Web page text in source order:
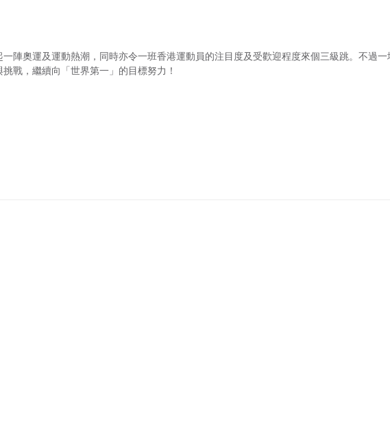
陣奧運及運動熱潮，同時亦令一班香港運動員的注目度及受歡迎程度來個三級跳。不過一
戰，繼續向「世界第一」的目標努力！